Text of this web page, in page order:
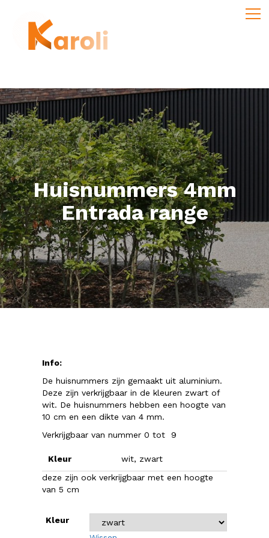
Huisnummers 4mm
Entrada range
Info:
De huisnummers zijn gemaakt uit aluminium.
Deze zijn verkrijgbaar in de kleuren zwart of
wit. De huisnummers hebben een hoogte van
10 cm en een dikte van 4 mm.
Verkrijgbaar van nummer 0 tot 9
Kleur
wit, zwart
deze zijn ook verkrijgbaar met een hoogte
van 5 cm
Kleur